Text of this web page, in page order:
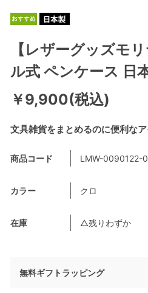
文具雑貨をまとめるのに便利な
【レザーグッズモ
ル式 ペンケース 日
￥9,900(税込)
商品コード LMW-0090122-
カラー クロ
在庫 △残りわずか
無料ギフトラッピング